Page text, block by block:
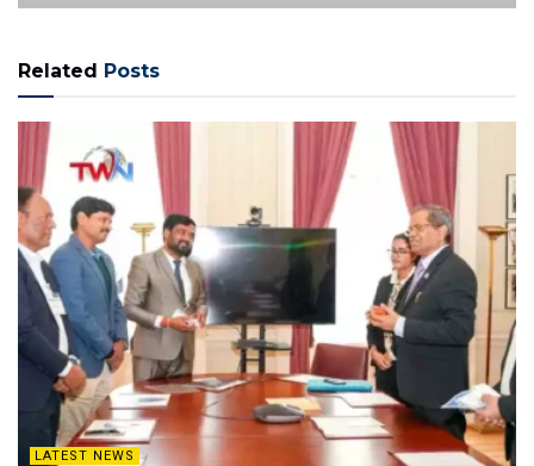
Related Posts
LATEST NEWS